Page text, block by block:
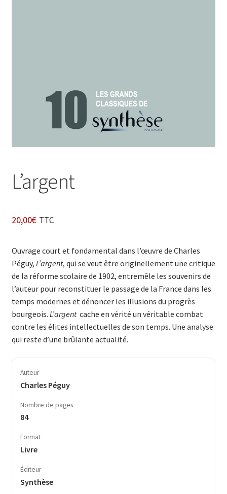
Politique de confidentialité et cookies
Qui sommes-nous ?
Soutien à Philippe Randa
L’argent
20,00€ TTC
Ouvrage court et fondamental dans l’œuvre de Charles
Péguy, L’argent, qui se veut être originellement une critique
de la réforme scolaire de 1902, entremêle les souvenirs de
l’auteur pour reconstituer le passage de la France dans les
temps modernes et dénoncer les illusions du progrès
bourgeois. L’argentcache en vérité un véritable combat
contre les élites intellectuelles de son temps. Une analyse
qui reste d’une brûlante actualité.
Auteur
Charles Péguy
Nombre de pages
84
Format
Livre
Éditeur
Synthèse